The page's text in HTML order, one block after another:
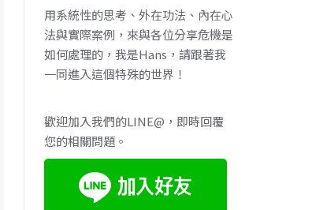
用系統性的思考、外在功法、內在心
法與實際案例，來與各位分享危機是
如何處理的，我是Hans，請跟著我
一同進入這個特殊的世界！
歡迎加入我們的LINE@，即時回覆
您的相關問題。